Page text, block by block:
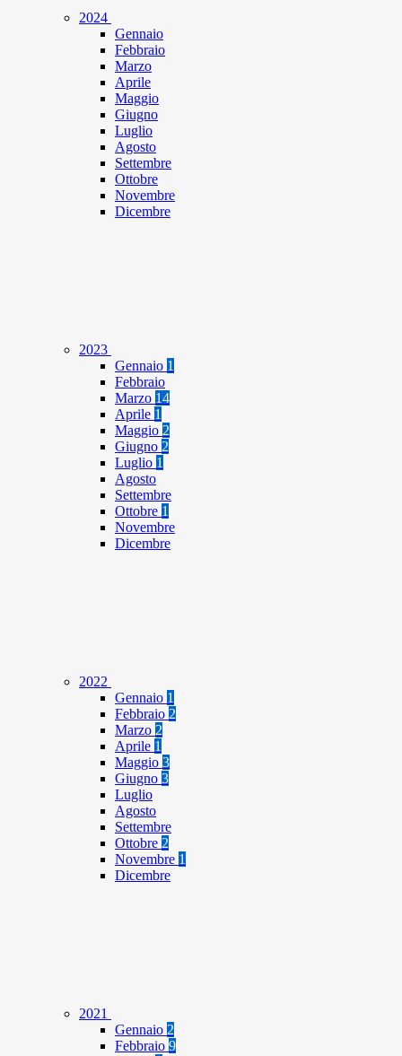
2024
Gennaio
Febbraio
Marzo
Aprile
Maggio
Giugno
Luglio
Agosto
Settembre
Ottobre
Novembre
Dicembre
2023
Gennaio 1
Febbraio
Marzo 14
Aprile 1
Maggio 2
Giugno 2
Luglio 1
Agosto
Settembre
Ottobre 1
Novembre
Dicembre
2022
Gennaio 1
Febbraio 2
Marzo 2
Aprile 1
Maggio 3
Giugno 3
Luglio
Agosto
Settembre
Ottobre 2
Novembre 1
Dicembre
2021
Gennaio 2
Febbraio 9